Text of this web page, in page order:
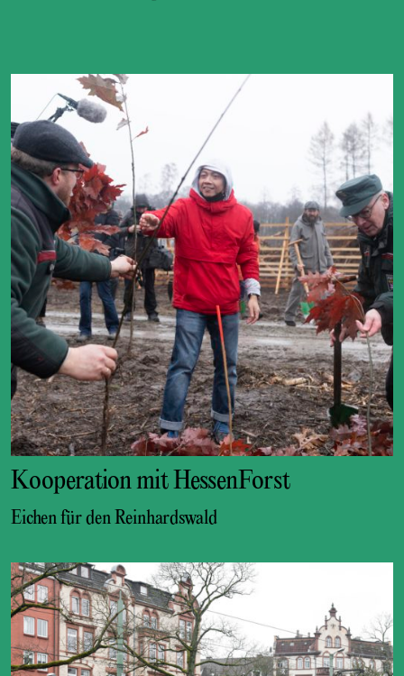
Kooperation mit HessenForst
Eichen für den Reinhardswald